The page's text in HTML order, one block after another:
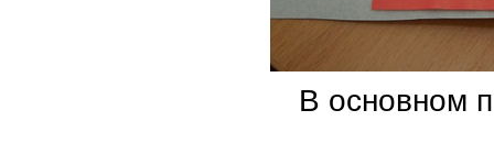
В основном